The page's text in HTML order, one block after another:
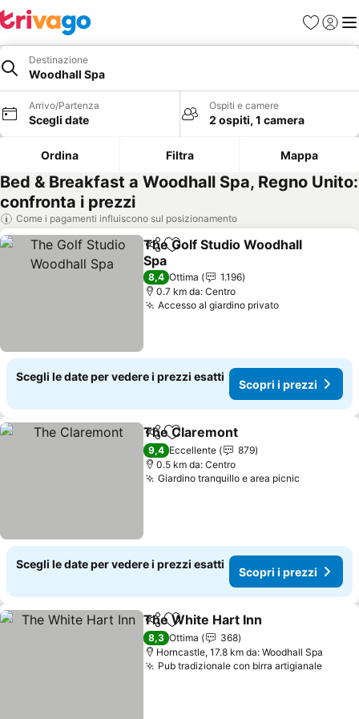
PreferitiAccedi
Destinazione
Woodhall Spa
Arrivo/Partenza
Scegli date
Ospiti e camere
2 ospiti, 1 camera
Ordina Filtra Mappa
Bed & Breakfast a Woodhall Spa, Regno Unito:
confronta i prezzi
Come i pagamenti influiscono sul posizionamento
CondividiAggiungi ai preferiti
The Golf Studio Woodhall
Spa
Scopri i prezzi
8,4 Ottima
1.196
0.7 km da: Centro
Accesso al giardino privatoScopri i
Scegli le date per vedere i prezzi esatti
Scopri i prezzi
CondividiAggiungi ai preferiti
The Claremont
9,4 Eccellente
879
0.5 km da: Centro
Giardino tranquillo e area picnic
Scegli le date per vedere i prezzi esatti
Scopri i prezzi
CondividiAggiungi ai preferiti
The White Hart Inn
8,3 Ottima
368
Horncastle, 17.8 km da: Woodhall Spa
Pub tradizionale con birra artigianale